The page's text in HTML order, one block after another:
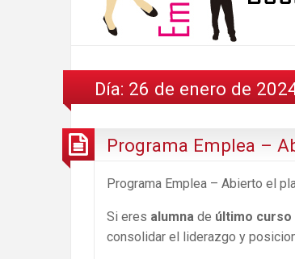
Día: 26 de enero de
Programa Emplea –
Programa Emplea – Abierto el
Si eres alumna de último
consolidar el liderazgo y